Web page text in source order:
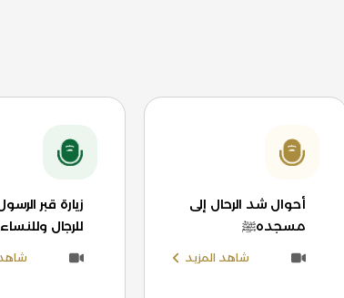
أحوال شد الرحال إلى
مسجدهﷺ
شاهد المزيد
زيارة قبر
للرجال وللنساء
شاهد